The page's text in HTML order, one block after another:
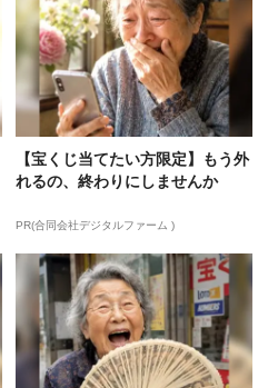
【宝くじ当てたい方限定】もう外
れるの、終わりにしませんか
PR(合同会社デジタルファーム )